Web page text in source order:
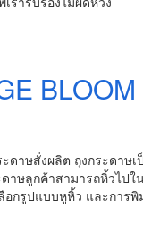
BLOOM
ะดาษสั่งผลิต ถุงกระด
าษลูกค้าสามารถหิ้วไป
อกรูปแบบหูหิ้ว และการ